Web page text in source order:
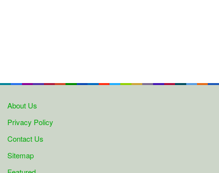
About Us
Privacy Policy
Contact Us
Sitemap